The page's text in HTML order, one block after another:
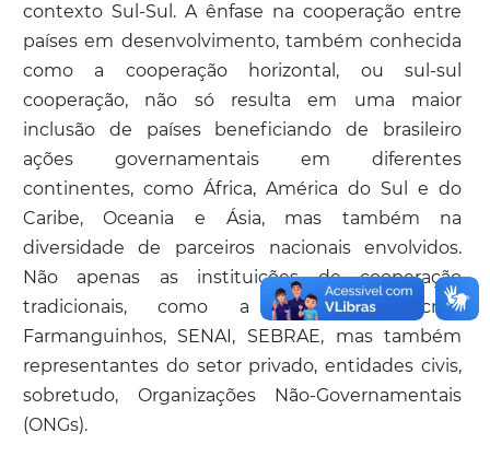
contexto Sul-Sul. A ênfase na cooperação entre
países em desenvolvimento, também conhecida
como a cooperação horizontal, ou sul-sul
cooperação, não só resulta em uma maior
inclusão de países beneficiando de brasileiro
ações governamentais em diferentes
continentes, como África, América do Sul e do
Caribe, Oceania e Ásia, mas também na
diversidade de parceiros nacionais envolvidos.
Não apenas as instituições de cooperação
tradicionais, como a Embrapa, Fiocruz,
Farmanguinhos, SENAI, SEBRAE, mas também
representantes do setor privado, entidades civis,
sobretudo, Organizações Não-Governamentais
(ONGs).